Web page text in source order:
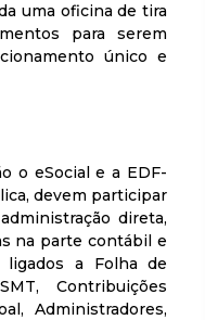
uma oficina de tira
para serem
único e
o eSocial e a EDF-
devem participar
direta,
na parte contábil e
a Folha de
Contribuições
Administradores,